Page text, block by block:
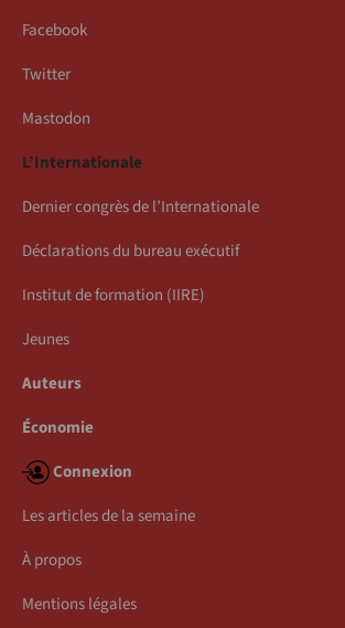
Facebook
Twitter
Mastodon
L’Internationale
Dernier congrès de l’Internationale
Déclarations du bureau exécutif
Institut de formation (IIRE)
Jeunes
Auteurs
Économie
Connexion
Les articles de la semaine
À propos
Mentions légales